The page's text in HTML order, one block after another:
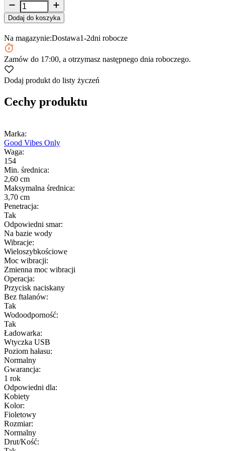
Dodaj do koszyka
Na magazynie:Dostawa1-2dni robocze
Zamów do 17:00, a otrzymasz następnego dnia roboczego.
Dodaj produkt do listy życzeń
Cechy produktu
Marka:
Good Vibes Only
Waga:
154
Min. średnica:
2,60 cm
Maksymalna średnica:
3,70 cm
Penetracja:
Tak
Odpowiedni smar:
Na bazie wody
Wibracje:
Wieloszybkościowe
Moc wibracji:
Zmienna moc wibracji
Operacja:
Przycisk naciskany
Bez ftalanów:
Tak
Wodoodporność:
Tak
Ładowarka:
Wtyczka USB
Poziom hałasu:
Normalny
Gwarancja:
1 rok
Odpowiedni dla:
Kobiety
Kolor:
Fioletowy
Rozmiar:
Normalny
Drut/Kość: